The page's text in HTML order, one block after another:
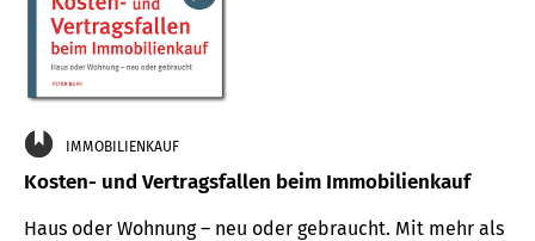
IMMOBILIENKAUF
Kosten- und Vertragsfallen beim Immobilienkauf
Haus oder Wohnung – neu oder gebraucht. Mit mehr als